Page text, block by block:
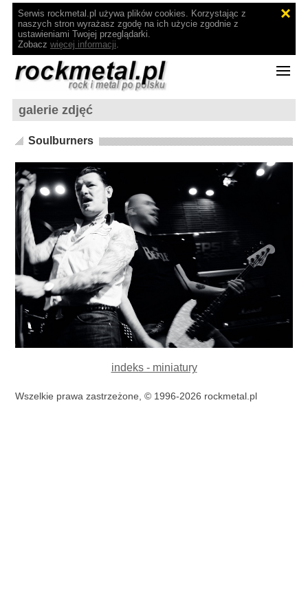
Serwis rockmetal.pl używa plików cookies. Korzystając z
naszych stron wyrażasz zgodę na ich użycie zgodnie z
ustawieniami Twojej przeglądarki.
Zobacz więcej informacji.
galerie zdjęć
Soulburners
indeks - miniatury
Wszelkie prawa zastrzeżone, © 1996-2026 rockmetal.pl